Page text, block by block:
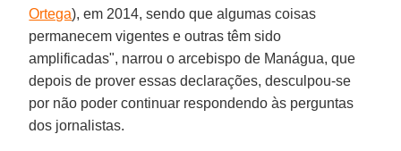
Ortega), em 2014, sendo que algumas coisas
permanecem vigentes e outras têm sido
amplificadas", narrou o arcebispo de Manágua, que
depois de prover essas declarações, desculpou-se
por não poder continuar respondendo às perguntas
dos jornalistas.